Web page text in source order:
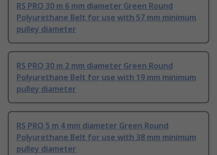
RS PRO 30 m 6 mm diameter Green Round
Polyurethane Belt for use with 57 mm minimum
pulley diameter
RS PRO 30 m 2 mm diameter Green Round
Polyurethane Belt for use with 19 mm minimum
pulley diameter
RS PRO 5 m 4 mm diameter Green Round
Polyurethane Belt for use with 38 mm minimum
pulley diameter